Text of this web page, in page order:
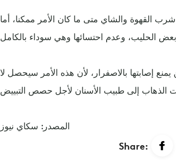
القهوة والشاي متى ما كان الأمر ممكنا، أما
إصابتها بالاصفرار، لأن هذه الأمر سيحصل لا
المصدر: سكاي نيوز
Share: